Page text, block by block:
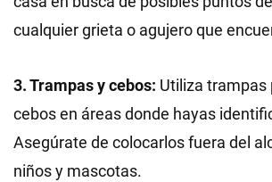
cualquier grieta o agujero que
3. Trampas y cebos: Utiliza trampas
cebos en áreas donde hayas
Asegúrate de colocarlos fuera del
niños y mascotas.